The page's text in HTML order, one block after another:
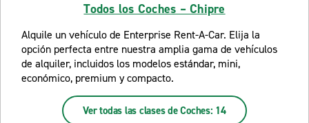
Todos los Coches – Chipre
Alquile un vehículo de Enterprise Rent-A-Car. Elija la
opción perfecta entre nuestra amplia gama de vehículos
de alquiler, incluidos los modelos estándar, mini,
económico, premium y compacto.
Ver todas las clases de Coches: 14